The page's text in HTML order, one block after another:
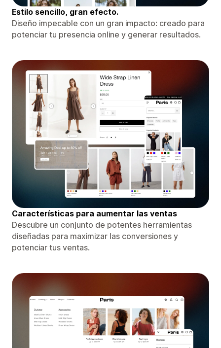
Estilo sencillo, gran efecto.
Diseño impecable con un gran impacto: creado para
potenciar tu presencia online y generar resultados.
Características para aumentar las ventas
Descubre un conjunto de potentes herramientas
diseñadas para maximizar las conversiones y
potenciar tus ventas.